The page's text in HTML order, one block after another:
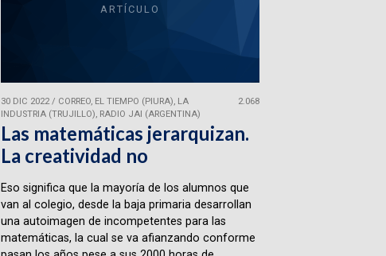
ARTÍCULO
30 DIC 2022/ CORREO, EL TIEMPO (PIURA), LA
INDUSTRIA (TRUJILLO), RADIO JAI (ARGENTINA)
2.068
Las matemáticas jerarquizan.
La creatividad no
Eso significa que la mayoría de los alumnos que
van al colegio, desde la baja primaria desarrollan
una autoimagen de incompetentes para las
matemáticas, la cual se va afianzando conforme